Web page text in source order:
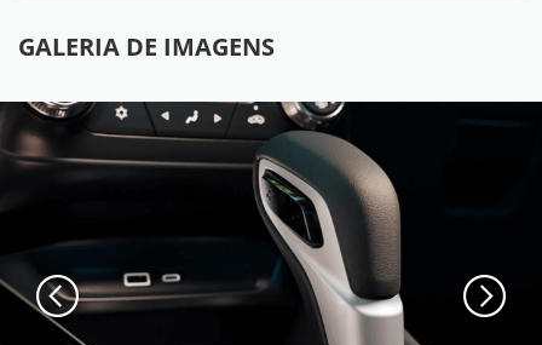
GALERIA DE IMAGENS